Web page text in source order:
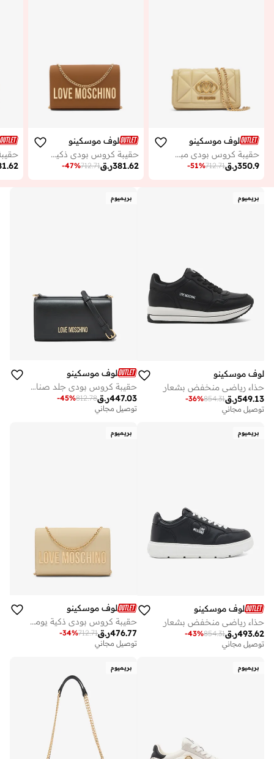
لوف موسكينو
حقيبة كروس بودي مبطنة من جلد البولي يوريثين
ر.ق350.9
712.71
-51%
لوف موسكينو
حقيبة كروس بودي ذكية يومية من البولي يوريثان
ر.ق381.62
712.71
-47%
بريميوم
لوف موسكينو
حذاء رياضي منخفض بشعار
ر.ق549.13
854.31
-36%
توصيل مجاني
بريميوم
لوف موسكينو
حقيبة كروس بودي جلد صناعي للاستخدام اليومي
ر.ق447.03
812.78
-45%
توصيل مجاني
بريميوم
لوف موسكينو
حذاء رياضي منخفض بشعار
ر.ق493.62
854.31
-43%
توصيل مجاني
بريميوم
لوف موسكينو
حقيبة كروس بودي ذكية يومية من البولي يوريثان
ر.ق476.77
712.71
-34%
توصيل مجاني
بريميوم بريميوم